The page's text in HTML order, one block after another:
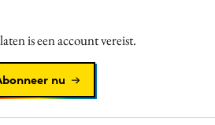
is een account vereist.
nu